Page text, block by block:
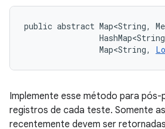
public abstract Map<String,
                Map<String,
Implemente esse método para
registros de cada teste. Somente
recentemente devem ser